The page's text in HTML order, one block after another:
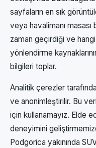
sayfaların en sık
veya havalimanı
zaman geçirdiği ve
yönlendirme
bilgileri toplar.
Analitik çerezler
ve anonimleştirilir. Bu
için kullanamayız. Elde
deneyimini
Podgorica yakınında